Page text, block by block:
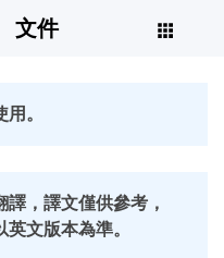
文件
。
，譯文僅供參考，
文版本為準。